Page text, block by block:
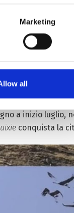
Marketing
all
Prima come
e sui
a inizio luglio,
conquista la